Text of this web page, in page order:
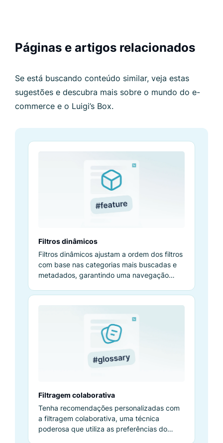
Páginas e artigos relacionados
Se está buscando conteúdo similar, veja estas
sugestões e descubra mais sobre o mundo do e-
commerce e o Luigi’s Box.
Filtros dinâmicos
Filtros dinâmicos ajustam a ordem dos filtros
com base nas categorias mais buscadas e
metadados, garantindo uma navegação
Filtragem colaborativa
Tenha recomendações personalizadas com
a filtragem colaborativa, uma técnica
poderosa que utiliza as preferências do